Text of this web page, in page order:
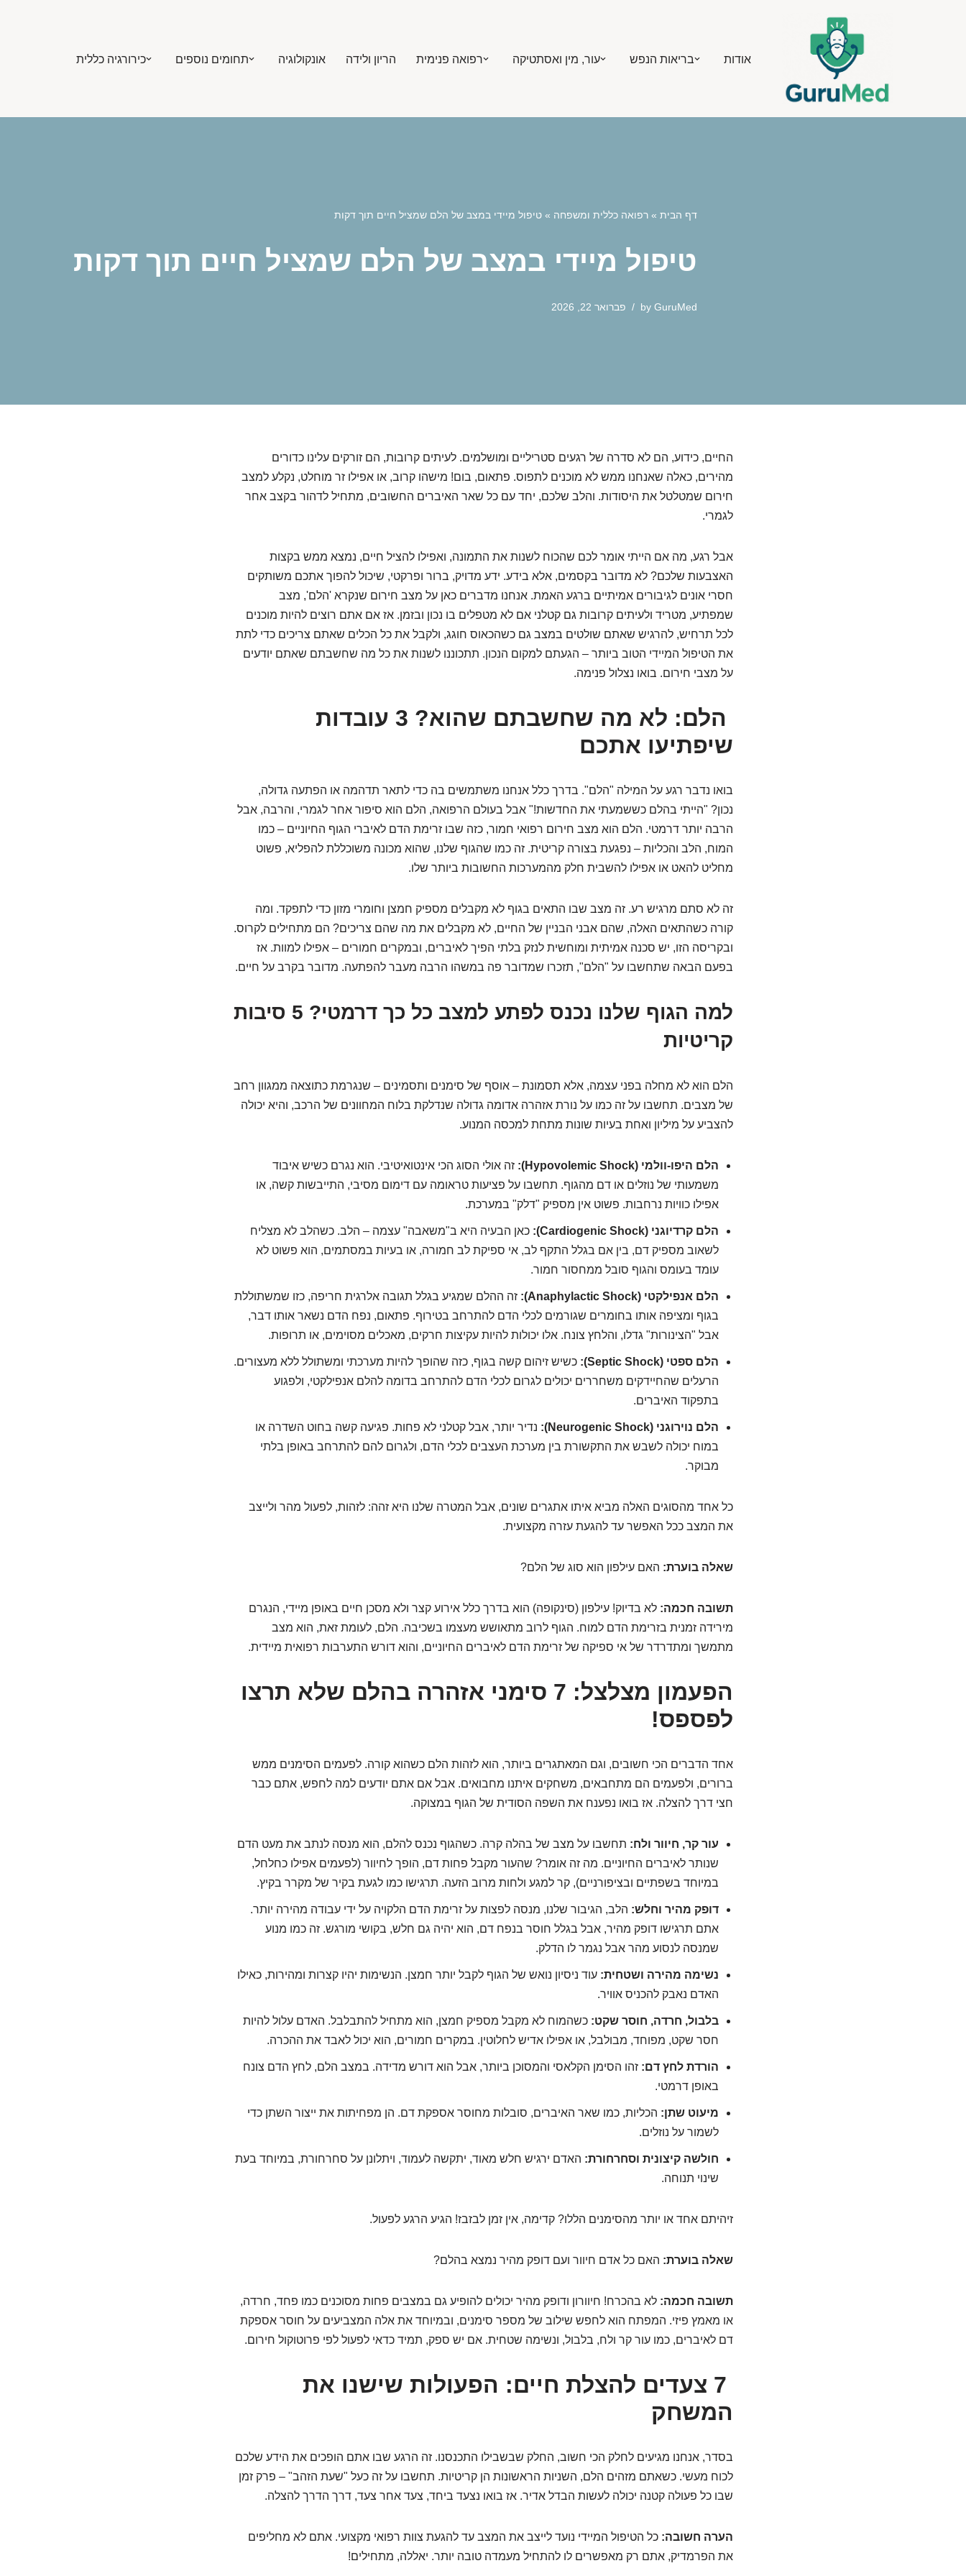
אודות בריאות הנפש עור, מין ואסתטיקה רפואה פנימית הריון ולידה אונקולוגיה תחומים נוספים כירורגיה כללית
דף הבית » רפואה כללית ומשפחה » טיפול מיידי במצב של הלם שמציל חיים תוך דקות
טיפול מיידי במצב של הלם שמציל חיים תוך דקות
by GuruMed פברואר 22, 2026
החיים, כידוע, הם לא סדרה של רגעים סטריליים ומושלמים. לעיתים קרובות, הם זורקים עלינו כדורים
מהירים, כאלה שאנחנו ממש לא מוכנים לתפוס. פתאום, בום! מישהו קרוב, או אפילו זר מוחלט, נקלע למצב
חירום שמטלטל את היסודות. והלב שלכם, יחד עם כל שאר האיברים החשובים, מתחיל לדהור בקצב אחר
לגמרי.
אבל רגע, מה אם הייתי אומר לכם שהכוח לשנות את התמונה, ואפילו להציל חיים, נמצא ממש בקצות
האצבעות שלכם? לא מדובר בקסמים, אלא בידע. ידע מדויק, ברור ופרקטי, שיכול להפוך אתכם משותקים
חסרי אונים לגיבורים אמיתיים ברגע האמת. אנחנו מדברים כאן על מצב חירום שנקרא 'הלם', מצב
שמפתיע, מטריד ולעיתים קרובות גם קטלני אם לא מטפלים בו נכון ובזמן. אז אם אתם רוצים להיות מוכנים
לכל תרחיש, להרגיש שאתם שולטים במצב גם כשהכאוס חוגג, ולקבל את כל הכלים שאתם צריכים כדי לתת
את הטיפול המיידי הטוב ביותר – הגעתם למקום הנכון. תתכוננו לשנות את כל מה שחשבתם שאתם יודעים
על מצבי חירום. בואו נצלול פנימה.
הלם: לא מה שחשבתם שהוא? 3 עובדות
שיפתיעו אתכם
בואו נדבר רגע על המילה "הלם". בדרך כלל אנחנו משתמשים בה כדי לתאר תדהמה או הפתעה גדולה,
נכון? "הייתי בהלם כששמעתי את החדשות!" אבל בעולם הרפואה, הלם הוא סיפור אחר לגמרי, והרבה, אבל
הרבה יותר דרמטי. הלם הוא מצב חירום רפואי חמור, כזה שבו זרימת הדם לאיברי הגוף החיוניים – כמו
המוח, הלב והכליות – נפגעת בצורה קריטית. זה כמו שהגוף שלנו, שהוא מכונה משוכללת להפליא, פשוט
מחליט להאט או אפילו להשבית חלק מהמערכות החשובות ביותר שלו.
זה לא סתם מרגיש רע. זה מצב שבו התאים בגוף לא מקבלים מספיק חמצן וחומרי מזון כדי לתפקד. ומה
קורה כשהתאים האלה, שהם אבני הבניין של החיים, לא מקבלים את מה שהם צריכים? הם מתחילים לקרוס.
ובקריסה הזו, יש סכנה אמיתית ומוחשית לנזק בלתי הפיך לאיברים, ובמקרים חמורים – אפילו למוות. אז
בפעם הבאה שתחשבו על "הלם", תזכרו שמדובר פה במשהו הרבה מעבר להפתעה. מדובר בקרב על חיים.
למה הגוף שלנו נכנס לפתע למצב כל כך דרמטי? 5 סיבות
קריטיות
הלם הוא לא מחלה בפני עצמה, אלא תסמונת – אוסף של סימנים ותסמינים – שנגרמת כתוצאה ממגוון רחב
של מצבים. תחשבו על זה כמו על נורת אזהרה אדומה גדולה שנדלקת בלוח המחוונים של הרכב, והיא יכולה
להצביע על מיליון ואחת בעיות שונות מתחת למכסה המנוע.
הלם היפו-וולמי (Hypovolemic Shock):
זה אולי הסוג הכי אינטואיטיבי. הוא נגרם כשיש איבוד
משמעותי של נוזלים או דם מהגוף. תחשבו על פציעות טראומה עם דימום מסיבי, התייבשות קשה, או
אפילו כוויות נרחבות. פשוט אין מספיק "דלק" במערכת.
הלם קרדיוגני (Cardiogenic Shock):
כאן הבעיה היא ב"משאבה" עצמה – הלב. כשהלב לא מצליח
לשאוב מספיק דם, בין אם בגלל התקף לב, אי ספיקת לב חמורה, או בעיות במסתמים, הוא פשוט לא
עומד בעומס והגוף סובל ממחסור חמור.
הלם אנפילקטי (Anaphylactic Shock):
זה ההלם שמגיע בגלל תגובה אלרגית חריפה, כזו שמשתוללת
בגוף ומציפה אותו בחומרים שגורמים לכלי הדם להתרחב בטירוף. פתאום, נפח הדם נשאר אותו דבר,
אבל "הצינורות" גדלו, והלחץ צונח. אלו יכולות להיות עקיצות חרקים, מאכלים מסוימים, או תרופות.
הלם ספטי (Septic Shock):
כשיש זיהום קשה בגוף, כזה שהופך להיות מערכתי ומשתולל ללא מעצורים.
הרעלים שהחיידקים משחררים יכולים לגרום לכלי הדם להתרחב בדומה להלם אנפילקטי, ולפגוע
בתפקוד האיברים.
הלם נוירוגני (Neurogenic Shock):
נדיר יותר, אבל קטלני לא פחות. פגיעה קשה בחוט השדרה או
במוח יכולה לשבש את התקשורת בין מערכת העצבים לכלי הדם, ולגרום להם להתרחב באופן בלתי
מבוקר.
כל אחד מהסוגים האלה מביא איתו אתגרים שונים, אבל המטרה שלנו היא זהה: לזהות, לפעול מהר ולייצב
את המצב ככל האפשר עד להגעת עזרה מקצועית.
שאלה בוערת: האם עילפון הוא סוג של הלם?
תשובה חכמה: לא בדיוק! עילפון (סינקופה) הוא בדרך כלל אירוע קצר ולא מסכן חיים באופן מיידי, הנגרם
מירידה זמנית בזרימת הדם למוח. הגוף לרוב מתאושש מעצמו בשכיבה. הלם, לעומת זאת, הוא מצב
מתמשך ומתדרדר של אי ספיקה של זרימת הדם לאיברים החיוניים, והוא דורש התערבות רפואית מיידית.
הפעמון מצלצל: 7 סימני אזהרה בהלם שלא תרצו
לפספס!
אחד הדברים הכי חשובים, וגם המאתגרים ביותר, הוא לזהות הלם כשהוא קורה. לפעמים הסימנים ממש
ברורים, ולפעמים הם מתחבאים, משחקים איתנו מחבואים. אבל אם אתם יודעים למה לחפש, אתם כבר
חצי דרך להצלה. אז בואו נפענח את השפה הסודית של הגוף במצוקה.
עור קר, חיוור ולח: תחשבו על מצב של בהלה קרה. כשהגוף נכנס להלם, הוא מנסה לנתב את מעט הדם
שנותר לאיברים החיוניים. מה זה אומר? שהעור מקבל פחות דם, הופך לחיוור (לפעמים אפילו כחלחל,
במיוחד בשפתיים ובציפורניים), קר למגע ולחות מרוב הזעה. תרגישו כמו לגעת בקיר של מקרר בקיץ.
דופק מהיר וחלש: הלב, הגיבור שלנו, מנסה לפצות על זרימת הדם הלקויה על ידי עבודה מהירה יותר.
אתם תרגישו דופק מהיר, אבל בגלל חוסר בנפח דם, הוא יהיה גם חלש, בקושי מורגש. זה כמו מנוע
שמנסה לנסוע מהר אבל נגמר לו הדלק.
נשימה מהירה ושטחית: עוד ניסיון נואש של הגוף לקבל יותר חמצן. הנשימות יהיו קצרות ומהירות, כאילו
האדם נאבק להכניס אוויר.
בלבול, חרדה, חוסר שקט: כשהמוח לא מקבל מספיק חמצן, הוא מתחיל להתבלבל. האדם עלול להיות
חסר שקט, מפוחד, מבולבל, או אפילו אדיש לחלוטין. במקרים חמורים, הוא יכול לאבד את ההכרה.
הורדת לחץ דם: זהו הסימן הקלאסי והמסוכן ביותר, אבל הוא דורש מדידה. במצב הלם, לחץ הדם צונח
באופן דרמטי.
מיעוט שתן: הכליות, כמו שאר האיברים, סובלות מחוסר אספקת דם. הן מפחיתות את ייצור השתן כדי
לשמור על נוזלים.
חולשה קיצונית וסחרחורת: האדם ירגיש חלש מאוד, יתקשה לעמוד, ויתלונן על סחרחורת, במיוחד בעת
שינוי תנוחה.
זיהיתם אחד או יותר מהסימנים הללו? קדימה, אין זמן לבזבז! הגיע הרגע לפעול.
שאלה בוערת: האם כל אדם חיוור ועם דופק מהיר נמצא בהלם?
תשובה חכמה: לא בהכרח! חיוורון ודופק מהיר יכולים להופיע גם במצבים פחות מסוכנים כמו פחד, חרדה,
או מאמץ פיזי. המפתח הוא לחפש שילוב של מספר סימנים, ובמיוחד את אלה המצביעים על חוסר אספקת
דם לאיברים, כמו עור קר ולח, בלבול, ונשימה שטחית. אם יש ספק, תמיד כדאי לפעול לפי פרוטוקול חירום.
7 צעדים להצלת חיים: הפעולות שישנו את
המשחק
בסדר, אנחנו מגיעים לחלק הכי חשוב, החלק שבשבילו התכנסנו. זה הרגע שבו אתם הופכים את הידע שלכם
לכוח מעשי. כשאתם מזהים הלם, השניות הראשונות הן קריטיות. תחשבו על זה כעל "שעת הזהב" – פרק זמן
שבו כל פעולה קטנה יכולה לעשות הבדל אדיר. אז בואו נצעד ביחד, צעד אחר צעד, דרך הדרך להצלה.
הערה חשובה: כל הטיפול המיידי נועד לייצב את המצב עד להגעת צוות רפואי מקצועי. אתם לא מחליפים
את הפרמדיק, אתם רק מאפשרים לו להתחיל מעמדה טובה יותר. יאללה, מתחילים!